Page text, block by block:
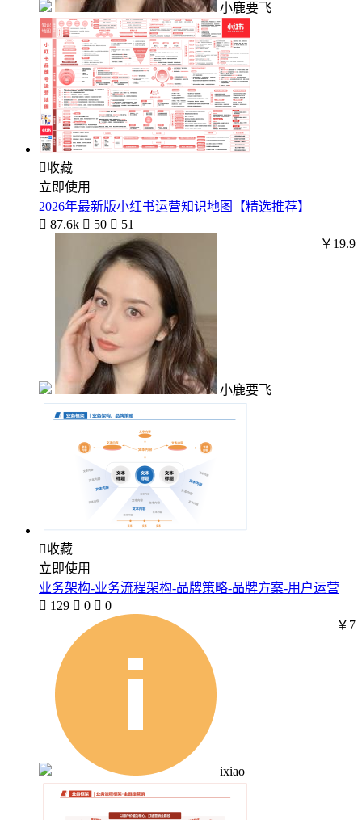
小鹿要飞
收藏
立即使用
2026年最新版小红书运营知识地图【精选推荐】
 87.6k  50  51
小鹿要飞
￥19.9
收藏
立即使用
业务架构-业务流程架构-品牌策略-品牌方案-用户运营
 129  0  0
ixiao
￥7